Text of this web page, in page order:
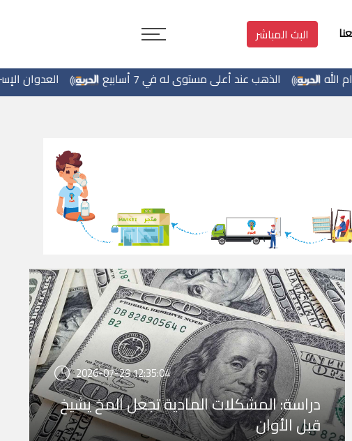
البث المباشر
العدوان الإسرائيلي يدخل عند أعلى مستوى له في 7 أسابيع
2026-07-29 12:35:04
دراسة: المشكلات المادية تجعل المخ يشيخ
قبل الأوان